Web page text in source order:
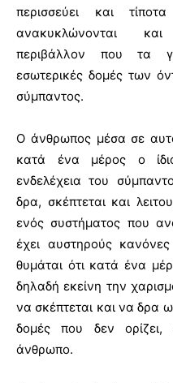
περισσεύει και
ανακυκλώνονται
περιβάλλον που τα
εσωτερικές δομές των
σύμπαντος.
Ο άνθρωπος μέσα σε
κατά ένα μέρος ο
ενδελέχεια του
δρα, σκέπτεται και
ενός συστήματος που
έχει αυστηρούς
θυμάται ότι κατά ένα
δηλαδή εκείνη την
να σκέπτεται και να δρα
δομές που δεν
άνθρωπο.